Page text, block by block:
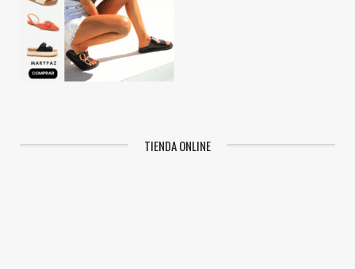
TIENDA ONLINE